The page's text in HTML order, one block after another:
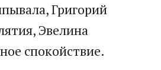
Григорий
Эвелина
спокойствие.